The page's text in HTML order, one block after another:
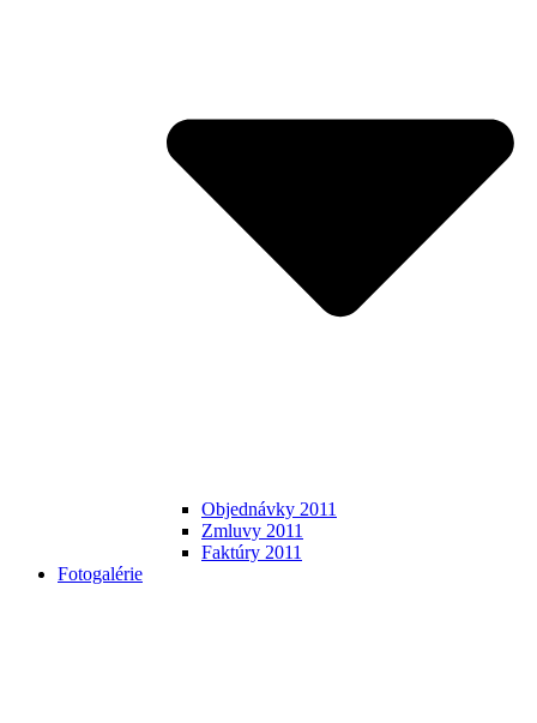
Objednávky 2011
Zmluvy 2011
Faktúry 2011
Fotogalérie